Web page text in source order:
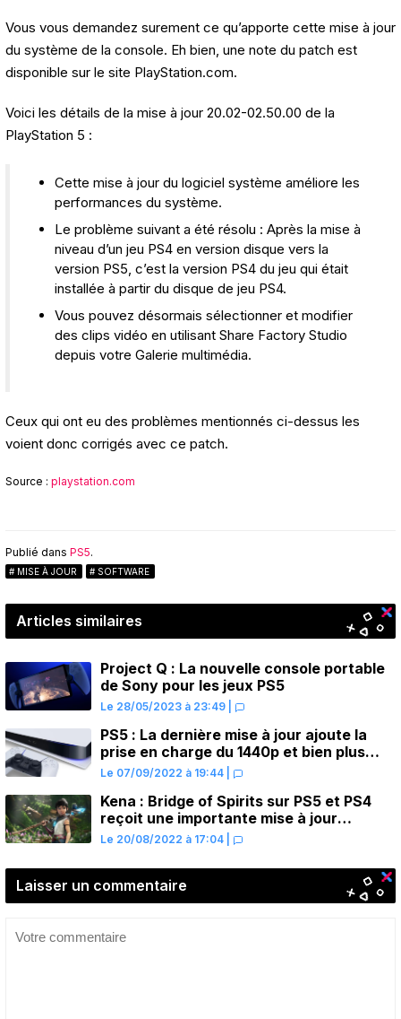
Vous vous demandez surement ce qu’apporte cette mise à jour
du système de la console. Eh bien, une note du patch est
disponible sur le site PlayStation.com.
Voici les détails de la mise à jour 20.02-02.50.00 de la
PlayStation 5 :
Cette mise à jour du logiciel système améliore les
performances du système.
Le problème suivant a été résolu : Après la mise à
niveau d’un jeu PS4 en version disque vers la
version PS5, c’est la version PS4 du jeu qui était
installée à partir du disque de jeu PS4.
Vous pouvez désormais sélectionner et modifier
des clips vidéo en utilisant Share Factory Studio
depuis votre Galerie multimédia.
Ceux qui ont eu des problèmes mentionnés ci-dessus les
voient donc corrigés avec ce patch.
Source : playstation.com
Publié dans PS5.
MISE À JOUR SOFTWARE
Articles similaires
Project Q : La nouvelle console portable
de Sony pour les jeux PS5
Le 28/05/2023 à 23:49
PS5 : La dernière mise à jour ajoute la
prise en charge du 1440p et bien plus
encore
Le 07/09/2022 à 19:44
Kena : Bridge of Spirits sur PS5 et PS4
reçoit une importante mise à jour
anniversaire
Le 20/08/2022 à 17:04
Laisser un commentaire